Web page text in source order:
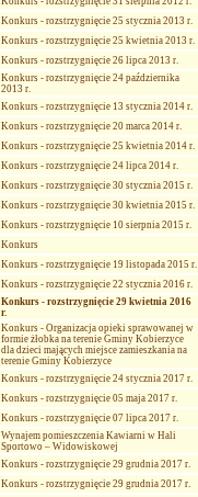
Konkurs - rozstrzygnięcie 25 stycznia 2013 r.
Konkurs - rozstrzygnięcie 25 kwietnia 2013 r.
Konkurs - rozstrzygnięcie 26 lipca 2013 r.
Konkurs - rozstrzygnięcie 24 października
2013 r.
Konkurs - rozstrzygnięcie 13 stycznia 2014 r.
Konkurs - rozstrzygnięcie 20 marca 2014 r.
Konkurs - rozstrzygnięcie 25 kwietnia 2014 r.
Konkurs - rozstrzygnięcie 24 lipca 2014 r.
Konkurs - rozstrzygnięcie 30 stycznia 2015 r.
Konkurs - rozstrzygnięcie 30 kwietnia 2015 r.
Konkurs - rozstrzygnięcie 10 sierpnia 2015 r.
Konkurs
Konkurs - rozstrzygnięcie 19 listopada 2015 r.
Konkurs - rozstrzygnięcie 22 stycznia 2016 r.
Konkurs - rozstrzygnięcie 29 kwietnia 2016
r.
Konkurs - Organizacja opieki sprawowanej w
formie żłobka na terenie Gminy Kobierzyce
dla dzieci mających miejsce zamieszkania na
terenie Gminy Kobierzyce
Konkurs - rozstrzygnięcie 24 stycznia 2017 r.
Konkurs - rozstrzygnięcie 05 maja 2017 r.
Konkurs - rozstrzygnięcie 07 lipca 2017 r.
Wynajem pomieszczenia Kawiarni w Hali
Sportowo – Widowiskowej
Konkurs - rozstrzygnięcie 29 grudnia 2017 r.
Konkurs - rozstrzygnięcie 29 grudnia 2017 r.